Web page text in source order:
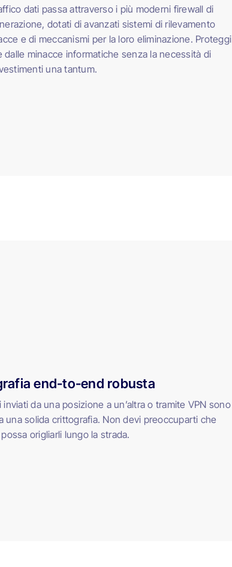
dati passa attraverso i più moderni firewall di
dotati di avanzati sistemi di rilevamento
e di meccanismi per la loro eliminazione. Proteggi
dalle minacce informatiche senza la necessità di
una tantum.
end-to-end robusta
inviati da una posizione a un’altra o tramite VPN sono
una solida crittografia. Non devi preoccuparti che
origliarli lungo la strada.